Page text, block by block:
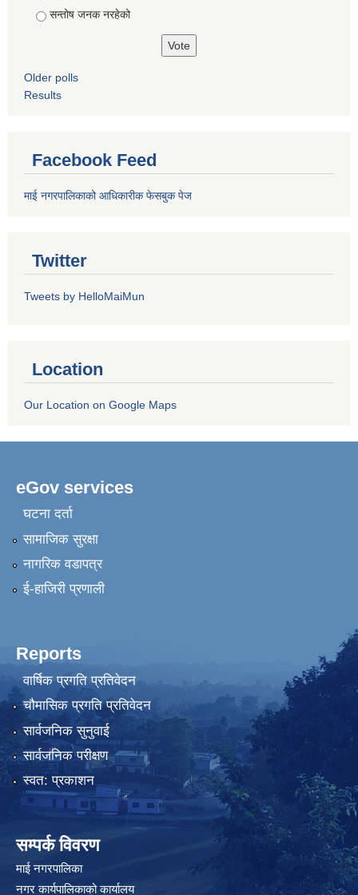
सन्तोष जनक नरहेको
Older polls
Results
Facebook Feed
माई नगरपालिकाको आधिकारीक फेसबुक पेज
Twitter
Tweets by HelloMaiMun
Location
Our Location on Google Maps
eGov services
घटना दर्ता
सामाजिक सुरक्षा
नागरिक वडापत्र
ई-हाजिरी प्रणाली
Reports
वार्षिक प्रगति प्रतिवेदन
चौमासिक प्रगति प्रतिवेदन
सार्वजनिक सुनुवाई
सार्वजनिक परीक्षण
स्वत: प्रकाशन
सम्पर्क विवरण
माई नगरपालिका
नगर कार्यपालिकाको कार्यालय